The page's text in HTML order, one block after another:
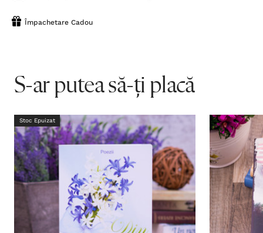
Împachetare Cadou
S-ar putea să-ți placă
Stoc Epuizat